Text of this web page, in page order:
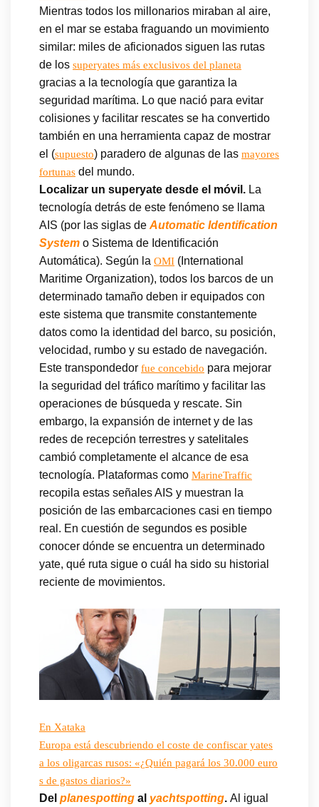
Mientras todos los millonarios miraban al aire,
en el mar se estaba fraguando un movimiento
similar: miles de aficionados siguen las rutas
de los superyates más exclusivos del planeta
gracias a la tecnología que garantiza la
seguridad marítima. Lo que nació para evitar
colisiones y facilitar rescates se ha convertido
también en una herramienta capaz de mostrar
el (supuesto) paradero de algunas de las mayores
fortunas del mundo.
Localizar un superyate desde el móvil. La
tecnología detrás de este fenómeno se llama
AIS (por las siglas de Automatic Identification
System o Sistema de Identificación
Automática). Según la OMI (International
Maritime Organization), todos los barcos de un
determinado tamaño deben ir equipados con
este sistema que transmite constantemente
datos como la identidad del barco, su posición,
velocidad, rumbo y su estado de navegación.
Este transpondedor fue concebido para mejorar
la seguridad del tráfico marítimo y facilitar las
operaciones de búsqueda y rescate. Sin
embargo, la expansión de internet y de las
redes de recepción terrestres y satelitales
cambió completamente el alcance de esa
tecnología. Plataformas como MarineTraffic
recopila estas señales AIS y muestran la
posición de las embarcaciones casi en tiempo
real. En cuestión de segundos es posible
conocer dónde se encuentra un determinado
yate, qué ruta sigue o cuál ha sido su historial
reciente de movimientos.
En Xataka
Europa está descubriendo el coste de confiscar yates
a los oligarcas rusos: «¿Quién pagará los 30.000 euro
s de gastos diarios?»
Del planespotting al yachtspotting. Al igual